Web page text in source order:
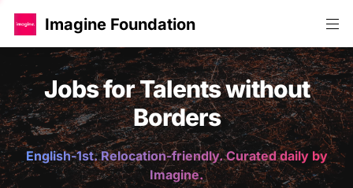
Imagine Foundation
Jobs for Talents without
Borders
English-1st. Relocation-friendly. Curated daily by
Imagine.